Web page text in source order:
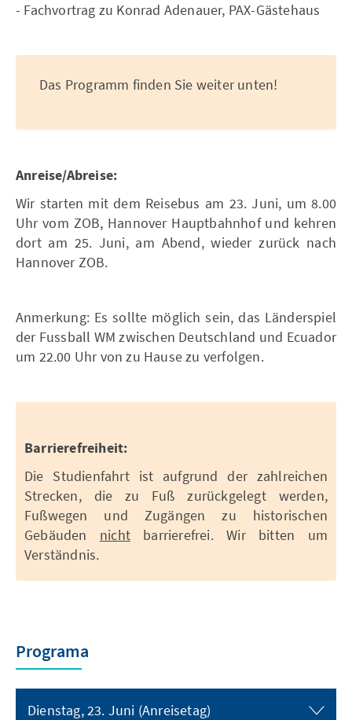
- Fachvortrag zu Konrad Adenauer, PAX-Gästehaus
Das Programm finden Sie weiter unten!
Anreise/Abreise:
Wir starten mit dem Reisebus am 23. Juni, um 8.00
Uhr vom ZOB, Hannover Hauptbahnhof und kehren
dort am 25. Juni, am Abend, wieder zurück nach
Hannover ZOB.
Anmerkung: Es sollte möglich sein, das Länderspiel
der Fussball WM zwischen Deutschland und Ecuador
um 22.00 Uhr von zu Hause zu verfolgen.
Barrierefreiheit:
Die Studienfahrt ist aufgrund der zahlreichen
Strecken, die zu Fuß zurückgelegt werden,
Fußwegen und Zugängen zu historischen
Gebäuden nichtbarrierefrei. Wir bitten um
Verständnis.
Programa
Dienstag, 23. Juni (Anreisetag)